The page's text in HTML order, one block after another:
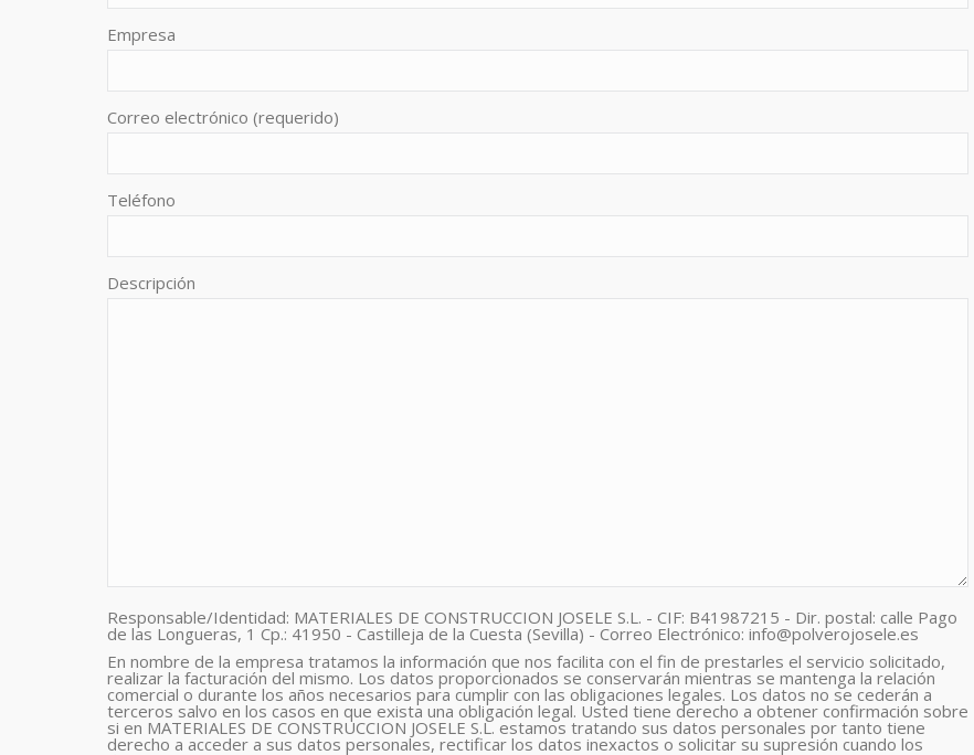
Empresa
Correo electrónico (requerido)
Teléfono
Descripción
Responsable/Identidad: MATERIALES DE CONSTRUCCION JOSELE S.L. - CIF: B41987215 - Dir. postal: calle Pago
de las Longueras, 1 Cp.: 41950 - Castilleja de la Cuesta (Sevilla) - Correo Electrónico: info@polverojosele.es
En nombre de la empresa tratamos la información que nos facilita con el fin de prestarles el servicio solicitado,
realizar la facturación del mismo. Los datos proporcionados se conservarán mientras se mantenga la relación
comercial o durante los años necesarios para cumplir con las obligaciones legales. Los datos no se cederán a
terceros salvo en los casos en que exista una obligación legal. Usted tiene derecho a obtener confirmación sobre
si en MATERIALES DE CONSTRUCCION JOSELE S.L. estamos tratando sus datos personales por tanto tiene
derecho a acceder a sus datos personales, rectificar los datos inexactos o solicitar su supresión cuando los